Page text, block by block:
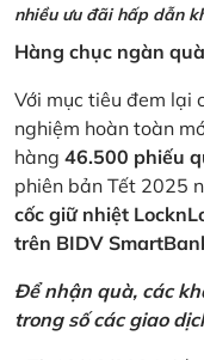
nhiều ưu đãi hấp dẫn
Hàng chục ngàn
Với mục tiêu đem lại
nghiệm hoàn toàn
hàng 46.500 phiếu
phiên bản Tết 2025
cốc giữ nhiệt
trên BIDV
Để nhận quà, các
trong số các giao